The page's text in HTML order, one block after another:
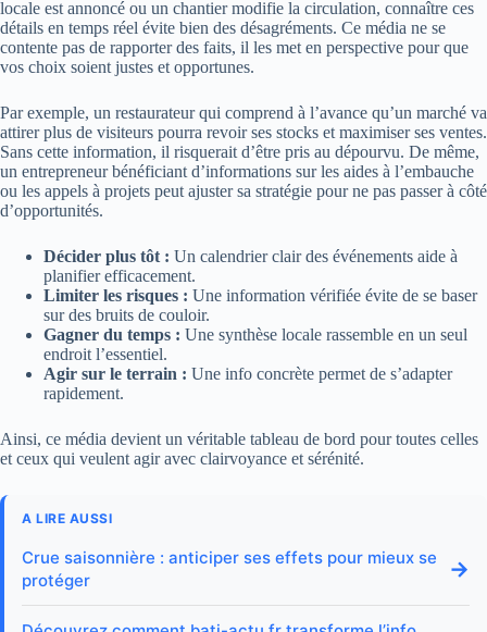
locale est annoncé ou un chantier modifie la circulation, connaître ces
détails en temps réel évite bien des désagréments. Ce média ne se
contente pas de rapporter des faits, il les met en perspective pour que
vos choix soient justes et opportunes.
Par exemple, un restaurateur qui comprend à l’avance qu’un marché va
attirer plus de visiteurs pourra revoir ses stocks et maximiser ses ventes.
Sans cette information, il risquerait d’être pris au dépourvu. De même,
un entrepreneur bénéficiant d’informations sur les aides à l’embauche
ou les appels à projets peut ajuster sa stratégie pour ne pas passer à côté
d’opportunités.
Décider plus tôt : Un calendrier clair des événements aide à
planifier efficacement.
Limiter les risques : Une information vérifiée évite de se baser
sur des bruits de couloir.
Gagner du temps : Une synthèse locale rassemble en un seul
endroit l’essentiel.
Agir sur le terrain : Une info concrète permet de s’adapter
rapidement.
Ainsi, ce média devient un véritable tableau de bord pour toutes celles
et ceux qui veulent agir avec clairvoyance et sérénité.
A LIRE AUSSI
Crue saisonnière : anticiper ses effets pour mieux se
protéger
→